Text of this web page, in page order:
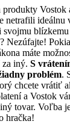
Vostok
netrafili
Nezúfajte!
máte
iný. S
problém.
chcete vrátiť
a Vostok
tovar. Voľba
hračka!